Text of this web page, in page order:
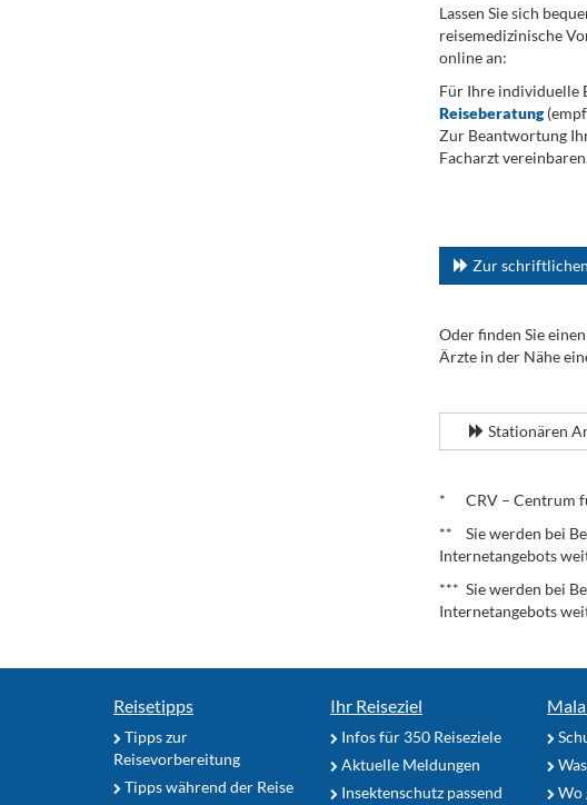
Lassen Sie sich
reisemedizinische
online an:
Für Ihre individuelle
Reiseberatung
Zur Beantwortung
Facharzt
Zur
Oder finden Sie
Ärzte in der Nähe
Stationären
* CRV – Centrum
** Sie werden bei
Internetangebots
*** Sie werden bei
Internetangebots
Reisetipps
Tipps zur
Reisevorbereitung
Tipps während der Reise
Ihr Reiseziel
Infos für 350 Reiseziele
Aktuelle Meldungen
Insektenschutz passend
Wo